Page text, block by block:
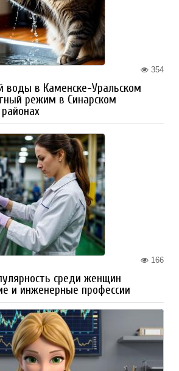
354
воды в Каменске-Уральском
режим в Синарском
166
среди женщин
и инженерные профессии